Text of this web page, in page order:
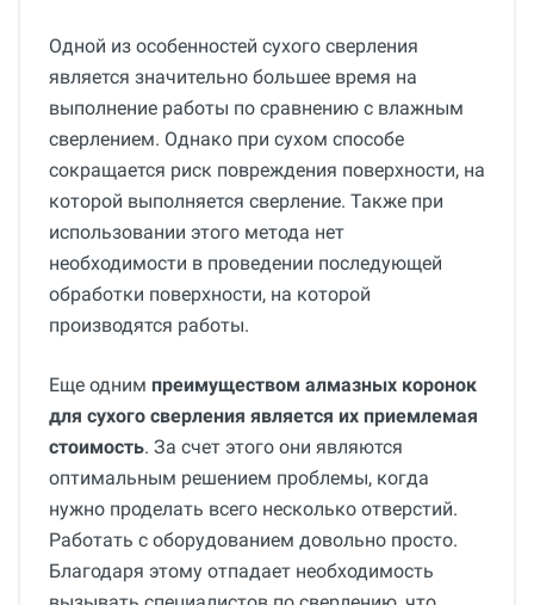
Одной из особенностей сухого сверления
является значительно большее время на
выполнение работы по сравнению с влажным
сверлением. Однако при сухом способе
сокращается риск повреждения поверхности, на
которой выполняется сверление. Также при
использовании этого метода нет
необходимости в проведении последующей
обработки поверхности, на которой
производятся работы.
Еще одним преимуществом алмазных коронок
для сухого сверления является их приемлемая
стоимость. За счет этого они являются
оптимальным решением проблемы, когда
нужно проделать всего несколько отверстий.
Работать с оборудованием довольно просто.
Благодаря этому отпадает необходимость